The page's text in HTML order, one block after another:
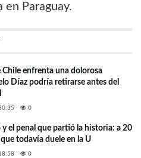
en Paraguay.
Chile enfrenta una dolorosa
Díaz podría retirarse antes del
0
y el penal que partió la historia: a 20
todavía duele en la U
0